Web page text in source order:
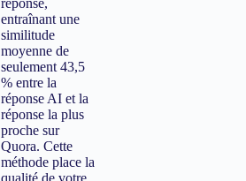
réponse,
entraînant une
similitude
moyenne de
seulement 43,5
% entre la
réponse AI et la
réponse la plus
proche sur
Quora. Cette
méthode place la